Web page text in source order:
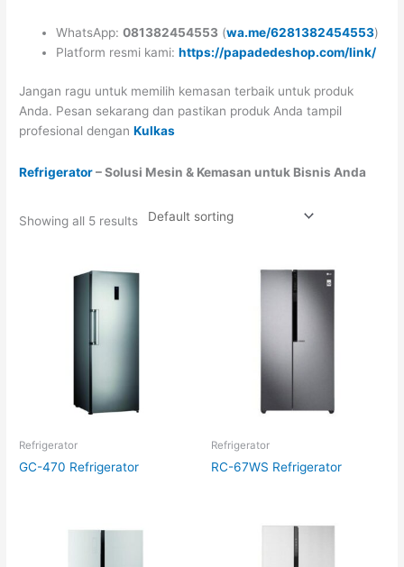
WhatsApp:081382454553 (wa.me/6281382454553)
Platform resmi kami:https://papadedeshop.com/link/
Jangan ragu untuk memilih kemasan terbaik untuk produk
Anda. Pesan sekarang dan pastikan produk Anda tampil
profesional denganKulkas
Refrigerator– Solusi Mesin & Kemasan untuk Bisnis Anda
Showing all 5 results
Refrigerator
GC-470 Refrigerator
Refrigerator
RC-67WS Refrigerator